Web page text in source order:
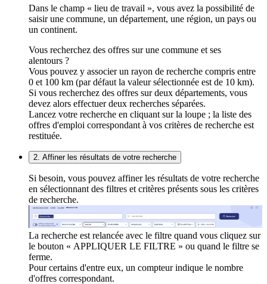
Dans le champ « lieu de travail », vous avez la possibilité de
saisir une commune, un département, une région, un pays ou
un continent.
Vous recherchez des offres sur une commune et ses
alentours ?
Vous pouvez y associer un rayon de recherche compris entre
0 et 100 km (par défaut la valeur sélectionnée est de 10 km).
Si vous recherchez des offres sur deux départements, vous
devez alors effectuer deux recherches séparées.
Lancez votre recherche en cliquant sur la loupe ; la liste des
offres d'emploi correspondant à vos critères de recherche est
restituée.
2. Affiner les résultats de votre recherche
Si besoin, vous pouvez affiner les résultats de votre recherche
en sélectionnant des filtres et critères présents sous les critères
de recherche.
La recherche est relancée avec le filtre quand vous cliquez sur
le bouton « APPLIQUER LE FILTRE » ou quand le filtre se
ferme.
Pour certains d'entre eux, un compteur indique le nombre
d'offres correspondant.